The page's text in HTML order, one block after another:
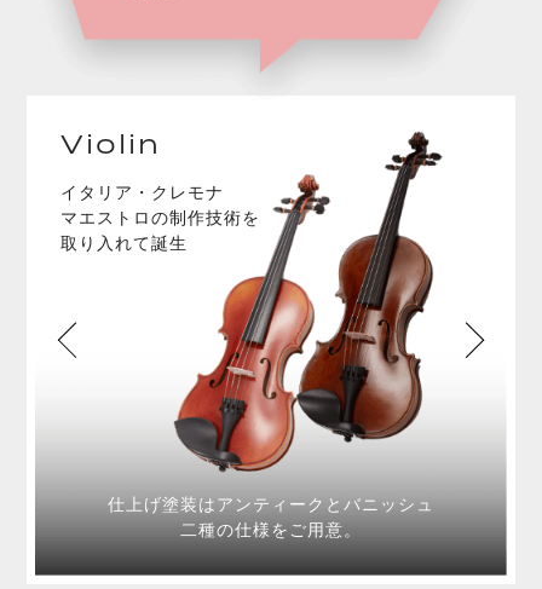
Violin
イタリア・クレモナ
マエストロの制作技術を
取り入れて誕生
仕上げ塗装はアンティークとバニッシュ
二種の仕様をご用意。